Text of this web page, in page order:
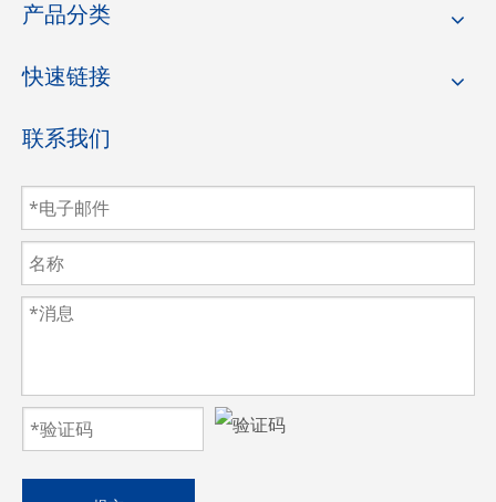
产品分类
快速链接
联系我们